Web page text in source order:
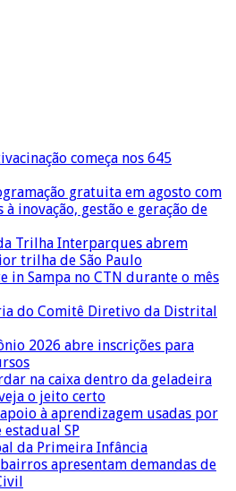
começa nos 645
gratuita em agosto com
inovação, gestão e geração de
Trilha Interparques abrem
trilha de São Paulo
in Sampa no CTN durante o mês
do Comitê Diretivo da Distrital
2026 abre inscrições para
na caixa dentro da geladeira
o jeito certo
à aprendizagem usadas por
SP
da Primeira Infância
apresentam demandas de